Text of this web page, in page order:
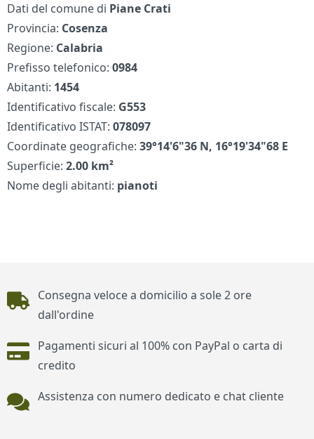
Dati del comune di Piane Crati
Provincia: Cosenza
Regione: Calabria
Prefisso telefonico:0984
Abitanti: 1454
Identificativo fiscale: G553
Identificativo ISTAT:078097
Coordinate geografiche:39°14'6"36 N, 16°19'34"68 E
Superficie:2.00 km²
Nome degli abitanti: pianoti
Piè di pagina
Consegna veloce a domicilio a sole 2 ore
dall'ordine
Pagamenti sicuri al 100% con PayPal o carta di
credito
Assistenza con numero dedicato e chat cliente